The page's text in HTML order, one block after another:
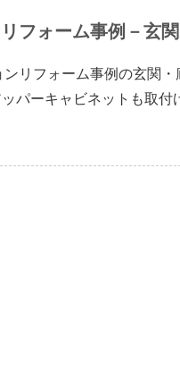
フォーム事例－玄
リフォーム事例の玄関
パーキャビネットも取